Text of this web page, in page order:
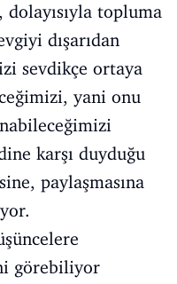
dolayısıyla topluma
dışarıdan
sevdikçe ortaya
yani onu
karşı duyduğu
paylaşmasına
görebiliyor